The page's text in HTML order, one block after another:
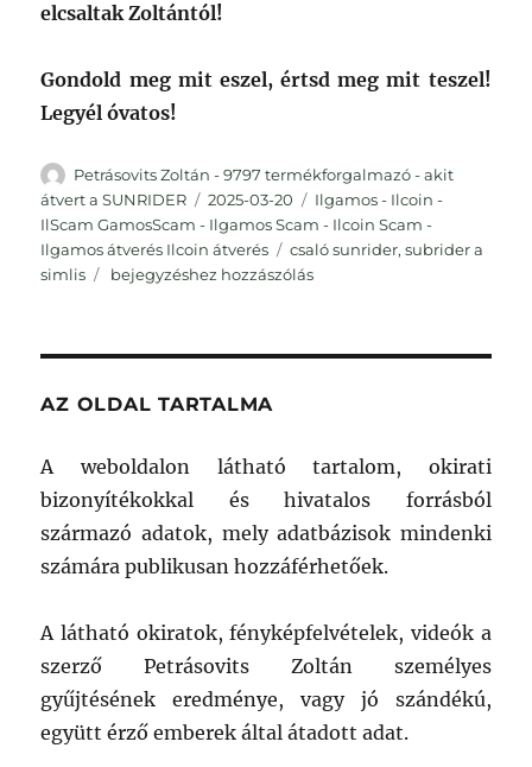
elcsaltak Zoltántól!
Gondold meg mit eszel, értsd meg mit teszel!
Legyél óvatos!
Szerző
Petrásovits Zoltán - 9797 termékforgalmazó - akit
átvert a SUNRIDER
Közzétéve
2025-03-20 Kategória
Ilgamos - Ilcoin -
IlScam GamosScam - Ilgamos Scam - Ilcoin Scam -
Ilgamos átverés Ilcoin átverés
Címke
csaló sunrider,subrider a
simlis
A
Zoltán
9797-
es
számú
termékforgalmazó
tragédiája
Ai
bejegyzéshez hozzászólás
AZ OLDAL TARTALMA
A weboldalon látható tartalom, okirati
bizonyítékokkal és hivatalos forrásból
származó adatok, mely adatbázisok mindenki
számára publikusan hozzáférhetőek.
A látható okiratok, fényképfelvételek, videók a
szerző Petrásovits Zoltán személyes
gyűjtésének eredménye, vagy jó szándékú,
együtt érző emberek által átadott adat.